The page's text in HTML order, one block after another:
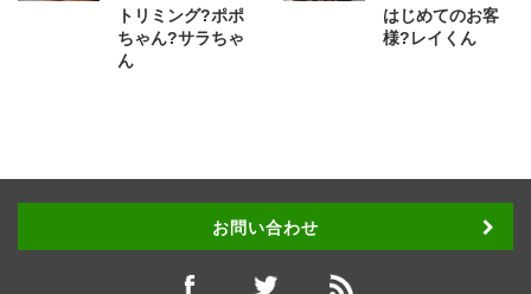
トリミング?ポポ
ちゃん?サラちゃ
ん
はじめてのお客
様?レイくん
お問い合わせ